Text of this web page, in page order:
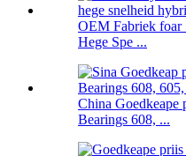
OEM Fabriek foar
Hege Spe ...
China
Bearings 608, ...